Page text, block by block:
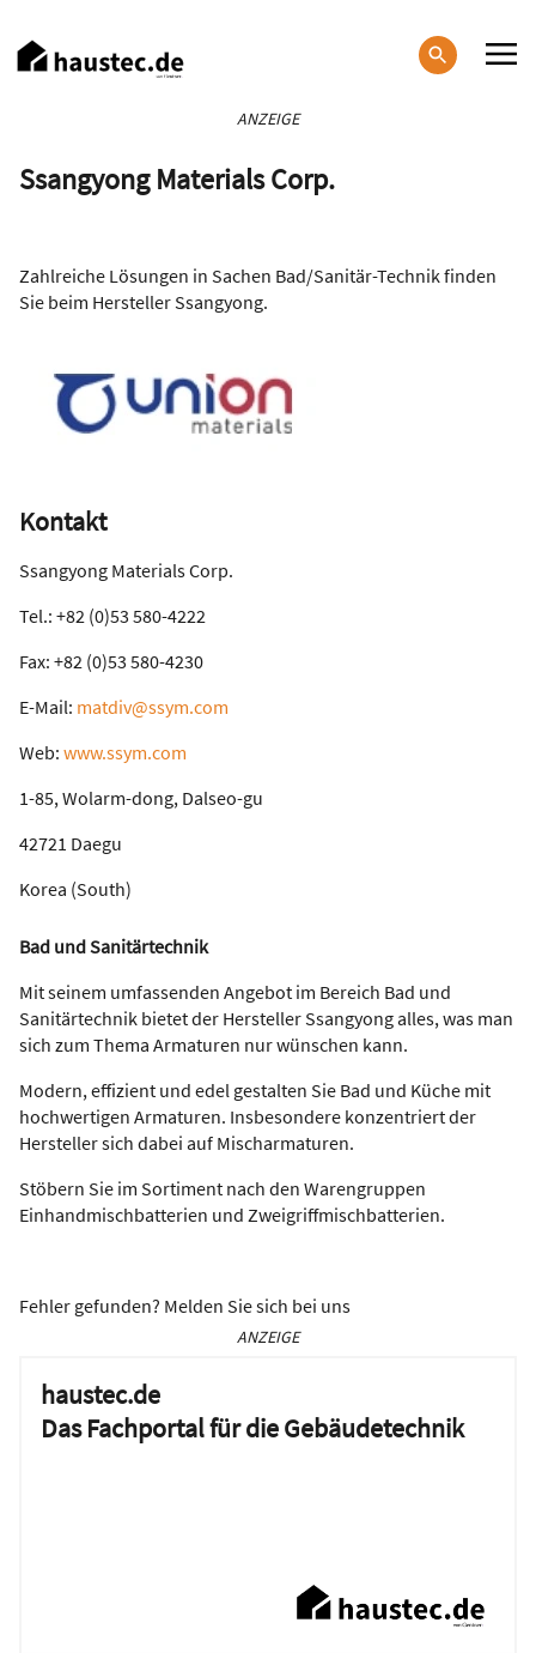
zum
Inhalt
ANZEIGE
Ssangyong Materials Corp.
Zahlreiche Lösungen in Sachen Bad/Sanitär-Technik finden
Sie beim Hersteller Ssangyong.
Kontakt
Ssangyong Materials Corp.
Tel.: +82 (0)53 580-4222
Fax: +82 (0)53 580-4230
E-Mail: matdiv@ssym.com
Web: www.ssym.com
1-85, Wolarm-dong, Dalseo-gu
42721 Daegu
Korea (South)
Bad und Sanitärtechnik
Mit seinem umfassenden Angebot im Bereich Bad und
Sanitärtechnik bietet der Hersteller Ssangyong alles, was man
sich zum Thema Armaturen nur wünschen kann.
Modern, effizient und edel gestalten Sie Bad und Küche mit
hochwertigen Armaturen. Insbesondere konzentriert der
Hersteller sich dabei auf Mischarmaturen.
Stöbern Sie im Sortiment nach den Warengruppen
Einhandmischbatterien und Zweigriffmischbatterien.
Fehler gefunden? Melden Sie sich bei uns
ANZEIGE
haustec.de
Das Fachportal für die Gebäudetechnik